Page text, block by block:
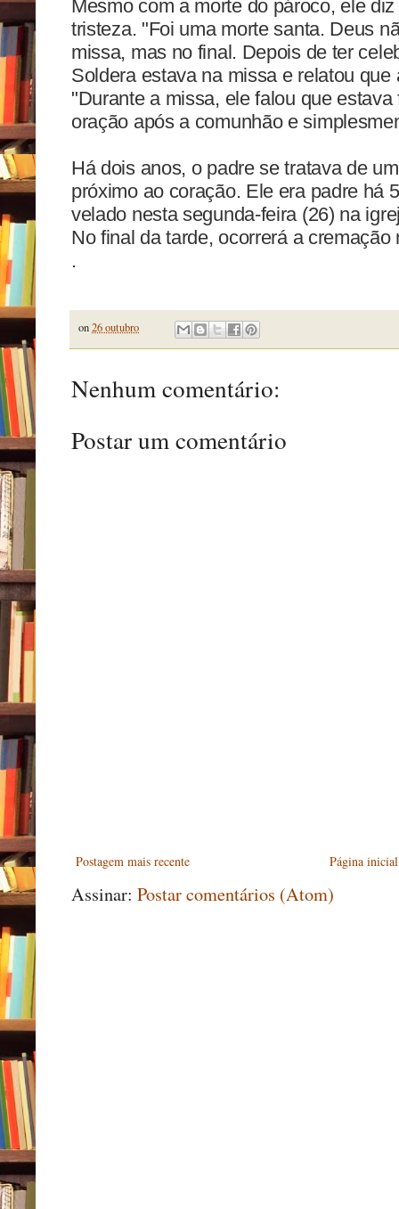
Mesmo com a morte do pároco, ele
tristeza. "Foi uma morte santa. Deus
missa, mas no final. Depois de ter
Soldera estava na missa e relatou
"Durante a missa, ele falou que
oração após a comunhão e
Há dois anos, o padre se tratava de
próximo ao coração. Ele era padre há
velado nesta segunda-feira (26) na
No final da tarde, ocorrerá a
.
on26 outubro
Nenhum comentário:
Postar um comentário
Postagem mais recente Página inicial
Assinar: Postar comentários (Atom)